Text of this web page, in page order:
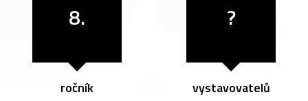
8.
ročník
?
vystavovatelů